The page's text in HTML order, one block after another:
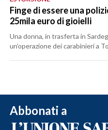
Finge di essere una
25mila euro di gioielli
Una donna, in trasferta in
un’operazione dei carabinieri a
Abbonati a